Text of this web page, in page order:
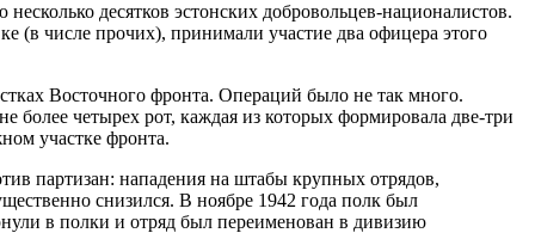
десятков эстонских добровольцев-националистов.
(в числе прочих), принимали участие два офицера этого
Восточного фронта. Операций было не так много.
более четырех рот, каждая из которых формировала две-три
участке фронта.
партизан: нападения на штабы крупных отрядов,
снизился. В ноябре 1942 года полк был
в полки и отряд был переименован в дивизию